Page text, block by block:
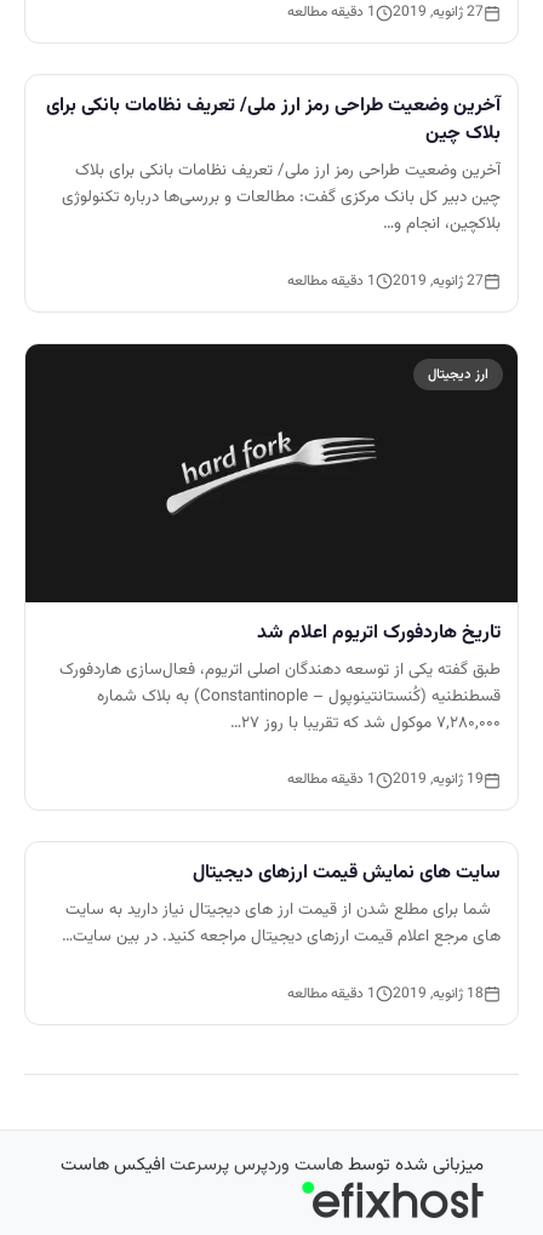
27 ژانویه, 2019 1 دقیقه مطالعه
آخرین وضعیت طراحی رمز ارز ملی/ تعریف نظامات بانکی برای
بلاک‌ چین
آخرین وضعیت طراحی رمز ارز ملی/ تعریف نظامات بانکی برای بلاک‌
چین دبیر کل بانک مرکزی گفت: مطالعات و بررسی‌ها درباره تکنولوژی
بلاکچین، انجام و…
27 ژانویه, 2019 1 دقیقه مطالعه
ارز دیجیتال
تاریخ هاردفورک اتریوم اعلام شد
طبق گفته یکی از توسعه دهندگان اصلی اتریوم، فعال‌سازی هاردفورک
قسطنطنیه (کُنستانتینوپول – Constantinople) به بلاک شماره
۷,۲۸۰,۰۰۰ موکول شد که تقریبا با روز ۲۷…
19 ژانویه, 2019 1 دقیقه مطالعه
سایت های نمایش قیمت ارزهای دیجیتال
شما برای مطلع شدن از قیمت ارز های دیجیتال نیاز دارید به سایت
های مرجع اعلام قیمت ارزهای دیجیتال مراجعه کنید. در بین سایت…
18 ژانویه, 2019 1 دقیقه مطالعه
میزبانی شده توسطهاست وردپرس پرسرعتافیکس هاست